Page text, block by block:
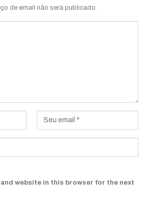
de email não será publicado.
and website in this browser for the next